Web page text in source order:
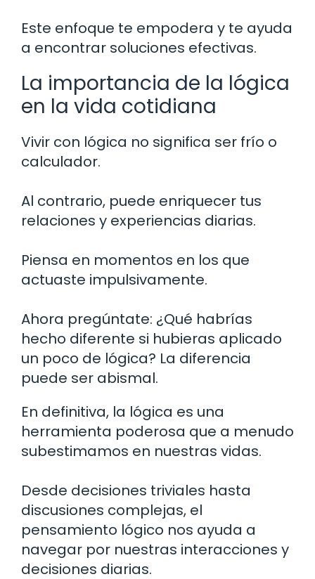
Este enfoque te empodera y te ayuda
a encontrar soluciones efectivas.
La importancia de la lógica
en la vida cotidiana
Vivir con lógica no significa ser frío o
calculador.
Al contrario, puede enriquecer tus
relaciones y experiencias diarias.
Piensa en momentos en los que
actuaste impulsivamente.
Ahora pregúntate: ¿Qué habrías
hecho diferente si hubieras aplicado
un poco de lógica? La diferencia
puede ser abismal.
En definitiva, la lógica es una
herramienta poderosa que a menudo
subestimamos en nuestras vidas.
Desde decisiones triviales hasta
discusiones complejas, el
pensamiento lógico nos ayuda a
navegar por nuestras interacciones y
decisiones diarias.